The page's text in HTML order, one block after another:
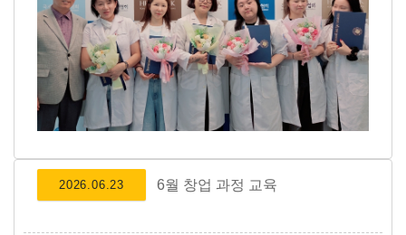
2026.06.23 6월 창업 과정 교육